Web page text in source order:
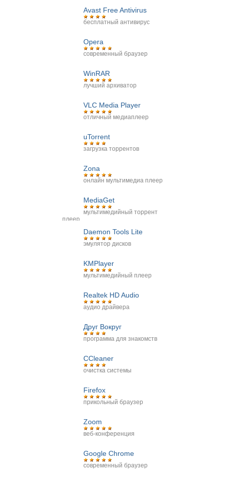
Avast Free Antivirus
бесплатный антивирус
Opera
современный браузер
WinRAR
лучший архиватор
VLC Media Player
отличный медиаплеер
uTorrent
загрузка торрентов
Zona
онлайн мультимедиа плеер
MediaGet
мультимедийный торрент
плеер
Daemon Tools Lite
эмулятор дисков
KMPlayer
мультимедийный плеер
Realtek HD Audio
аудио драйвера
Друг Вокруг
программа для знакомств
CCleaner
очистка системы
Firefox
прикольный браузер
Zoom
веб-конференция
Google Chrome
современный браузер